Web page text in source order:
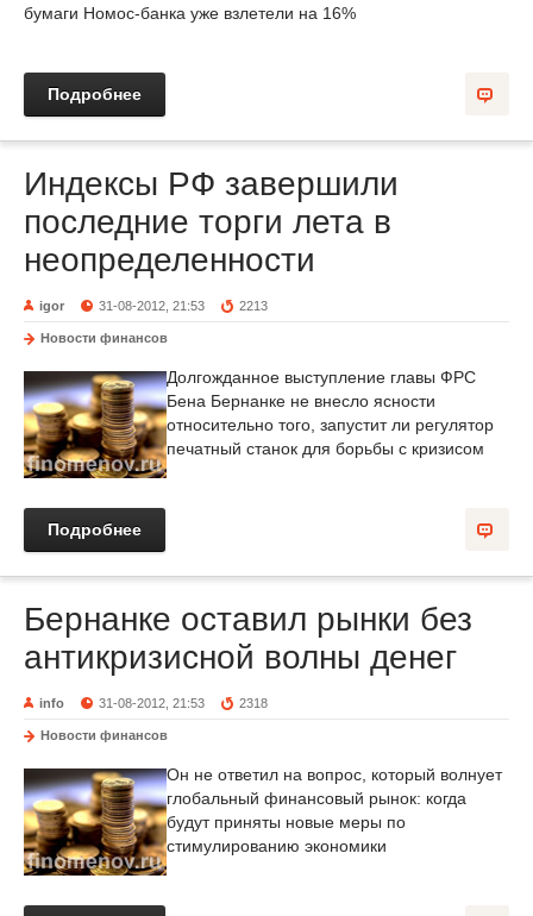
бумаги Номос-банка уже взлетели на 16%
Подробнее
Индексы РФ завершили
последние торги лета в
неопределенности
igor 31-08-2012, 21:53 2213
Новости финансов
Долгожданное выступление главы ФРС
Бена Бернанке не внесло ясности
относительно того, запустит ли регулятор
печатный станок для борьбы с кризисом
Подробнее
Бернанке оставил рынки без
антикризисной волны денег
info 31-08-2012, 21:53 2318
Новости финансов
Он не ответил на вопрос, который волнует
глобальный финансовый рынок: когда
будут приняты новые меры по
стимулированию экономики